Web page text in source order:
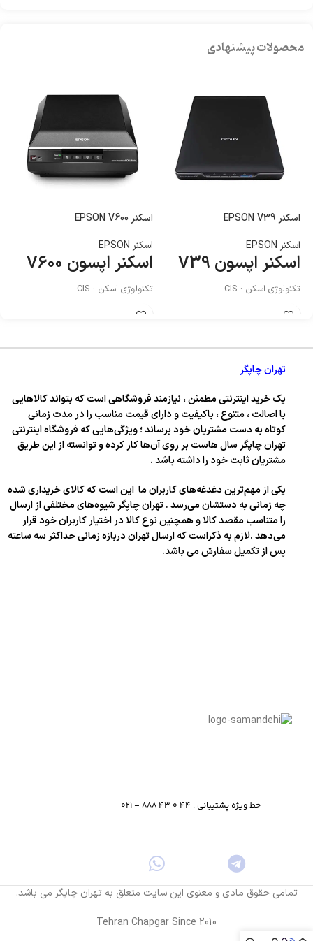
محصولات پیشنهادی
اسکنر EPSON V39
اسکنر EPSON
اسکنر اپسون V39
تکنولوژی اسکن : CIS
اسکنر EPSON V600
اسکنر EPSON
اسکنر اپسون V600
تکنولوژی اسکن : CIS
تهران چاپگر
یک خرید اینترنتی مطمئن ، نیازمند فروشگاهی است که بتواند کالاهایی
با اصالت ، متنوع ، باکیفیت و دارای قیمت مناسب را در مدت زمانی
کوتاه به دست مشتریان خود برساند ؛ ویژگی‌هایی که فروشگاه اینترنتی
تهران چاپگر سال‌ هاست بر روی آن‌ها کار کرده و توانسته از این طریق
مشتریان ثابت خود را داشته باشد .
یکی از مهم‌ترین دغدغه‌های کاربران ما این است که کالای خریداری شده
چه زمانی به دستشان می‌رسد . تهران چاپگر شیوه‌های مختلفی از ارسال
را متناسب مقصد کالا و همچنین نوع کالا در اختیار کاربران خود قرار
می‌دهد .لازم به ذکراست که ارسال تهران دربازه زمانی حداکثر سه ساعته
پس از تکمیل سفارش می باشد.
خط ویژه پشتیبانی : 44 0 43 888 – 021
تمامی حقوق مادی و معنوی این سایت متعلق به تهران چاپگر می باشد.
Tehran Chapgar Since 2010